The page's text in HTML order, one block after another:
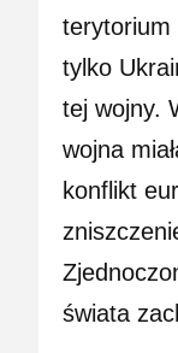
terytorium
tylko
tej wojny.
wojna
konflikt
świata